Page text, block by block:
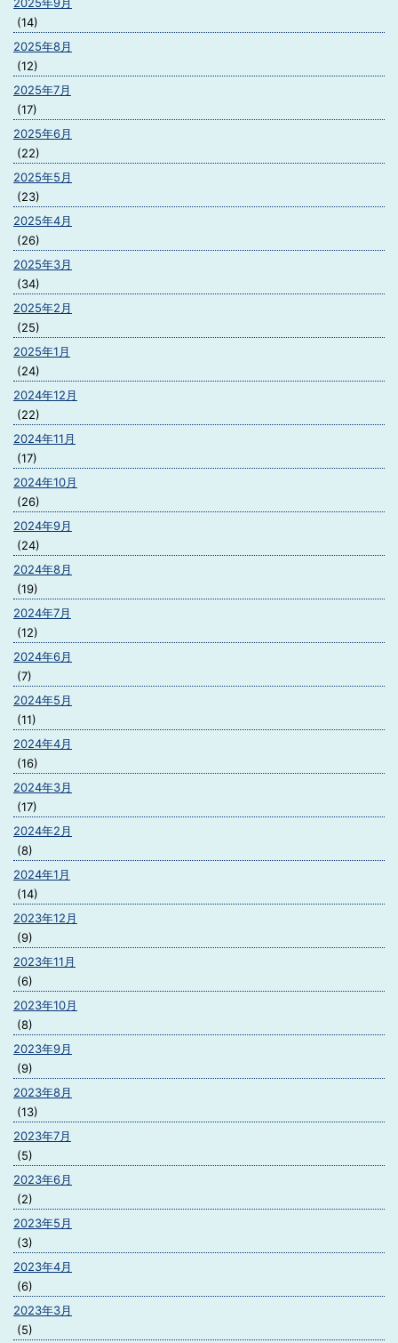
(14)
2025年8月
(12)
2025年7月
(17)
2025年6月
(22)
2025年5月
(23)
2025年4月
(26)
2025年3月
(34)
2025年2月
(25)
2025年1月
(24)
2024年12月
(22)
2024年11月
(17)
2024年10月
(26)
2024年9月
(24)
2024年8月
(19)
2024年7月
(12)
2024年6月
(7)
2024年5月
(11)
2024年4月
(16)
2024年3月
(17)
2024年2月
(8)
2024年1月
(14)
2023年12月
(9)
2023年11月
(6)
2023年10月
(8)
2023年9月
(9)
2023年8月
(13)
2023年7月
(5)
2023年6月
(2)
2023年5月
(3)
2023年4月
(6)
2023年3月
(5)